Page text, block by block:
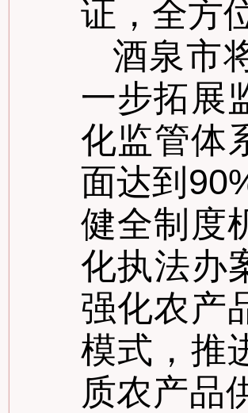
证，全方
酒泉市
一步拓展
化监管体
面达到
健全制度
化执法办
强化农产
模式，推
质农产品